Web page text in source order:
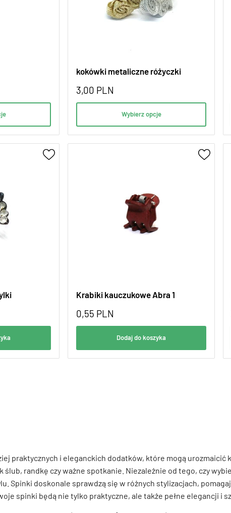
kokówki metaliczne różyczki
3,00 PLN
Wybierz opcje
Krabiki kauczukowe Abra 1
0,55 PLN
Dodaj do koszyka
praktycznych i eleganckich dodatków, które mogą urozmaicić
ślub, randkę czy ważne spotkanie. Niezależnie od tego, czy
Spinki doskonale sprawdzą się w różnych stylizacjach,
spinki będą nie tylko praktyczne, ale także pełne elegancji i